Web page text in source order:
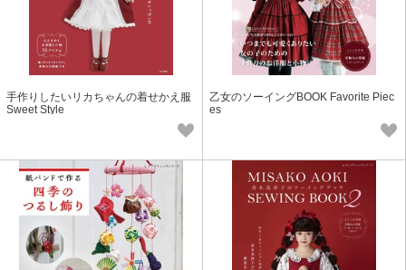
手作りしたいリカちゃんの着せかえ服
Sweet Style
乙女のソーイングBOOK Favorite Piec
es